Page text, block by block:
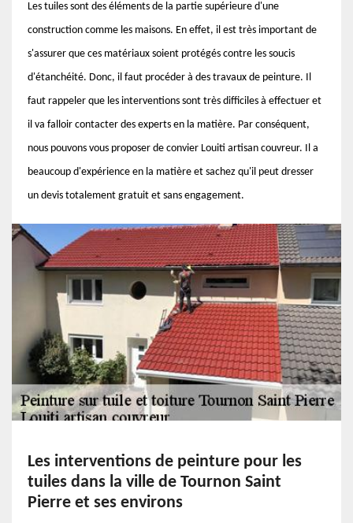
Les tuiles sont des éléments de la partie supérieure d'une
construction comme les maisons. En effet, il est très important de
s'assurer que ces matériaux soient protégés contre les soucis
d'étanchéité. Donc, il faut procéder à des travaux de peinture. Il
faut rappeler que les interventions sont très difficiles à effectuer et
il va falloir contacter des experts en la matière. Par conséquent,
nous pouvons vous proposer de convier Louiti artisan couvreur. Il a
beaucoup d'expérience en la matière et sachez qu'il peut dresser
un devis totalement gratuit et sans engagement.
Les interventions de peinture pour les
tuiles dans la ville de Tournon Saint
Pierre et ses environs